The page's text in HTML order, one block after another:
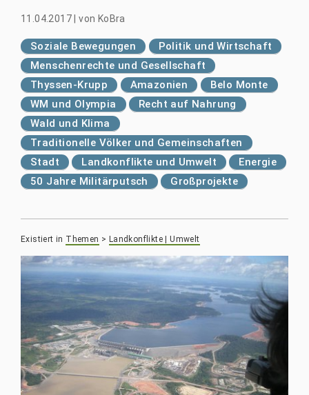
11.04.2017 |von KoBra
Soziale Bewegungen
Politik und Wirtschaft
Menschenrechte und Gesellschaft
Thyssen-Krupp
Amazonien
Belo Monte
WM und Olympia
Recht auf Nahrung
Wald und Klima
Traditionelle Völker und Gemeinschaften
Stadt
Landkonflikte und Umwelt
Energie
50 Jahre Militärputsch
Großprojekte
Existiert in Themen > Landkonflikte | Umwelt